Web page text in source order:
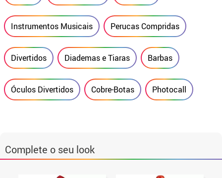
Instrumentos Musicais Perucas Compridas
Divertidos Diademas e Tiaras Barbas
Óculos Divertidos Cobre-Botas Photocall
Complete o seu look